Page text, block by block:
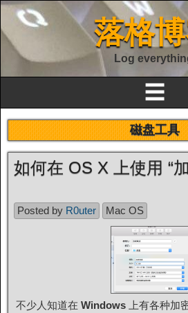
落格
Log
☰
磁盘工具
如何在 OS X 上使用 “
Posted by R0uter Mac OS
不少人知道在 Windows上有各种加